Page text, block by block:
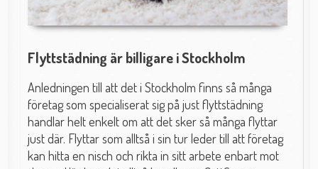
Flyttstädning är billigare i Stockholm
Anledningen till att det i Stockholm finns så många
företag som specialiserat sig på just flyttstädning
handlar helt enkelt om att det sker så många flyttar
just där. Flyttar som alltså i sin tur leder till att företag
kan hitta en nisch och rikta in sitt arbete enbart mot